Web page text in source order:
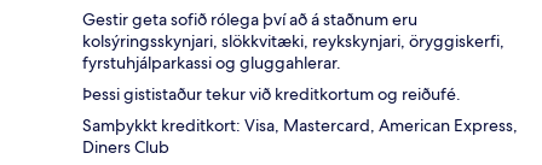
Gestir geta sofið rólega því að á staðnum eru
kolsýringsskynjari, slökkvitæki, reykskynjari, öryggiskerfi,
fyrstuhjálparkassi og gluggahlerar.
Þessi gististaður tekur við kreditkortum og reiðufé.
Samþykkt kreditkort: Visa, Mastercard, American Express,
Diners Club